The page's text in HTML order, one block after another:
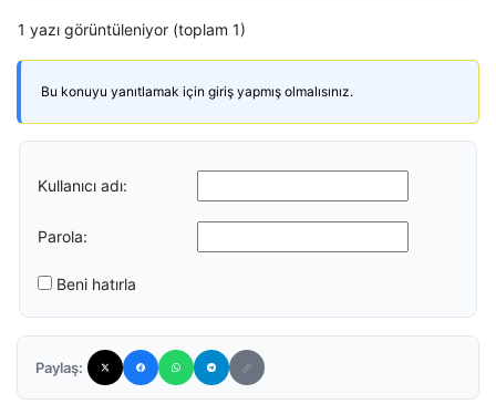
1 yazı görüntüleniyor (toplam 1)
Bu konuyu yanıtlamak için giriş yapmış olmalısınız.
Kullanıcı adı:
Parola:
Beni hatırla
Paylaş: